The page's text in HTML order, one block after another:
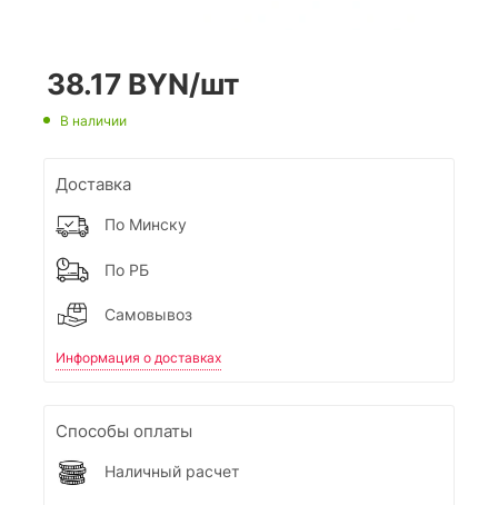
38.17 BYN/шт
В наличии
Доставка
По Минску
По РБ
Самовывоз
Информация о доставках
Способы оплаты
Наличный расчет